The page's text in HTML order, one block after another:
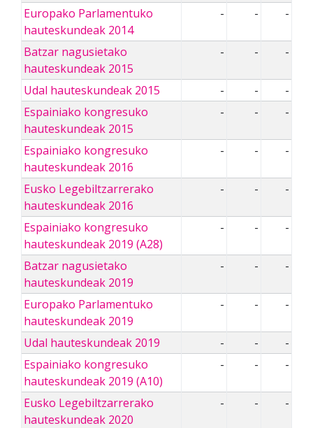
Europako Parlamentuko
hauteskundeak 2014
- - -
Batzar nagusietako
hauteskundeak 2015
- - -
Udal hauteskundeak 2015 - -
-
Espainiako kongresuko
hauteskundeak 2015
- - -
Espainiako kongresuko
hauteskundeak 2016
- - -
Eusko Legebiltzarrerako
hauteskundeak 2016
- - -
Espainiako kongresuko
hauteskundeak 2019 (A28)
- - -
Batzar nagusietako
hauteskundeak 2019
- - -
Europako Parlamentuko
hauteskundeak 2019
- - -
Udal hauteskundeak 2019 - -
-
Espainiako kongresuko
hauteskundeak 2019 (A10)
- - -
Eusko Legebiltzarrerako
hauteskundeak 2020
- - -